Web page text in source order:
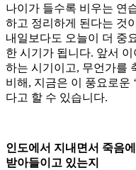
나이가 들수록 비우는 연
하고 정리하게 된다는 것
내일보다도 오늘이 더 중
한 시기가 됩니다. 앞서
하는 시기이고, 무언가를
비해, 지금은 이 풍요로운
다고 할 수 있습니다.
인도에서 지내면서 죽음
받아들이고 있는지